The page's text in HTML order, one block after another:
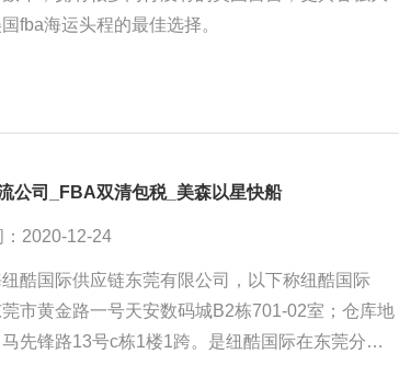
fba海运头程的最佳选择。
公司_FBA双清包税_美森以星快船
：2020-12-24
酷国际供应链东莞有限公司，以下称纽酷国际
莞市黄金路一号天安数码城B2栋701-02室；仓库地
先锋路13号c栋1楼1跨。是纽酷国际在东莞分